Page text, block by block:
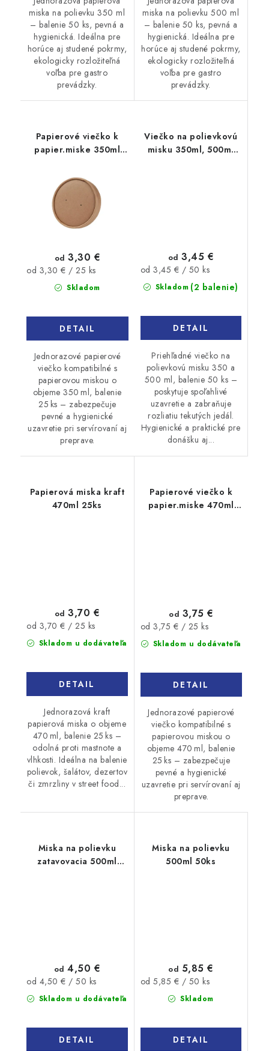
miska na polievku 350 ml
– balenie 50 ks, pevná a
hygienická. Ideálna pre
horúce aj studené pokrmy,
ekologicky rozložiteľná
voľba pre gastro
prevádzky.
miska na polievku 500 ml
– balenie 50 ks, pevná a
hygienická. Ideálna pre
horúce aj studené pokrmy,
ekologicky rozložiteľná
voľba pre gastro
prevádzky.
Papierové viečko k
papier.miske 350ml
Skladom
od 3,30 €
Jednotková
od 3,30 € / 25 ks
DETAIL
Jednorazové papierové
viečko kompatibilné s
papierovou miskou o
objeme 350 ml, balenie
25 ks – zabezpečuje
pevné a hygienické
uzavretie pri servírovaní aj
preprave.
Viečko na polievkovú
misku 350ml, 500ml
Skladom (2 balenie)
od 3,45 €
Jednotková
cena:
od 3,45 € / 50 ks
DETAIL
Priehľadné viečko na
polievkovú misku 350 a
500 ml, balenie 50 ks –
poskytuje spoľahlivé
uzavretie a zabraňuje
rozliatiu tekutých jedál.
Hygienické a praktické pre
donášku aj...
Papierová miska kraft
470ml 25ks
Skladom u dodávateľa
od 3,70 €
Jednotková
cena:
od 3,70 € / 25 ks
DETAIL
Jednorazová kraft
papierová miska o objeme
470 ml, balenie 25 ks –
odolná proti mastnote a
vlhkosti. Ideálna na balenie
polievok, šalátov, dezertov
či zmrzliny v street food...
Papierové viečko k
papier.miske 470ml
Skladom u dodávateľa
od 3,75 €
Jednotková
cena:
od 3,75 € / 25 ks
DETAIL
Jednorazové papierové
viečko kompatibilné s
papierovou miskou o
objeme 470 ml, balenie
25 ks – zabezpečuje
pevné a hygienické
uzavretie pri servírovaní aj
preprave.
Miska na polievku
zatavovacia 500ml
Skladom u dodávateľa
od 4,50 €
Jednotková
cena:
od 4,50 € / 50 ks
DETAIL
Miska na polievku
500ml 50ks
Skladom
od 5,85 €
Jednotková
od 5,85 € / 50 ks
DETAIL